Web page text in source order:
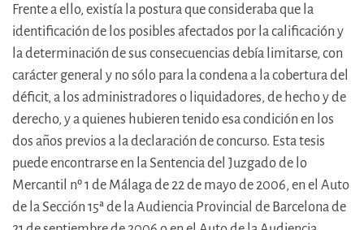
Frente a ello, existía la postura que consideraba que la
identificación de los posibles afectados por la calificación y
la determinación de sus consecuencias debía limitarse, con
carácter general y no sólo para la condena a la cobertura del
déficit, a los administradores o liquidadores, de hecho y de
derecho, y a quienes hubieren tenido esa condición en los
dos años previos a la declaración de concurso. Esta tesis
puede encontrarse en la Sentencia del Juzgado de lo
Mercantil nº 1 de Málaga de 22 de mayo de 2006, en el Auto
de la Sección 15ª de la Audiencia Provincial de Barcelona de